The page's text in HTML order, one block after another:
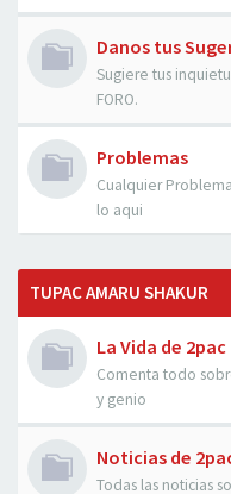
Danos tus
Sugiere tus
FORO.
Problemas
Cualquier
lo aqui
TUPAC AMARU SHAKUR
La Vida de 2pac
Comenta todo
y genio
Noticias de
Todas las noticias